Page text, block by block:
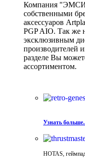
Компания "ЭМСИ"
собственными
аксессуаров
PGP AIO. Так же
эксклюзивным
производителей
разделе Вы
ассортиментом.
Узнать
HOTAS,